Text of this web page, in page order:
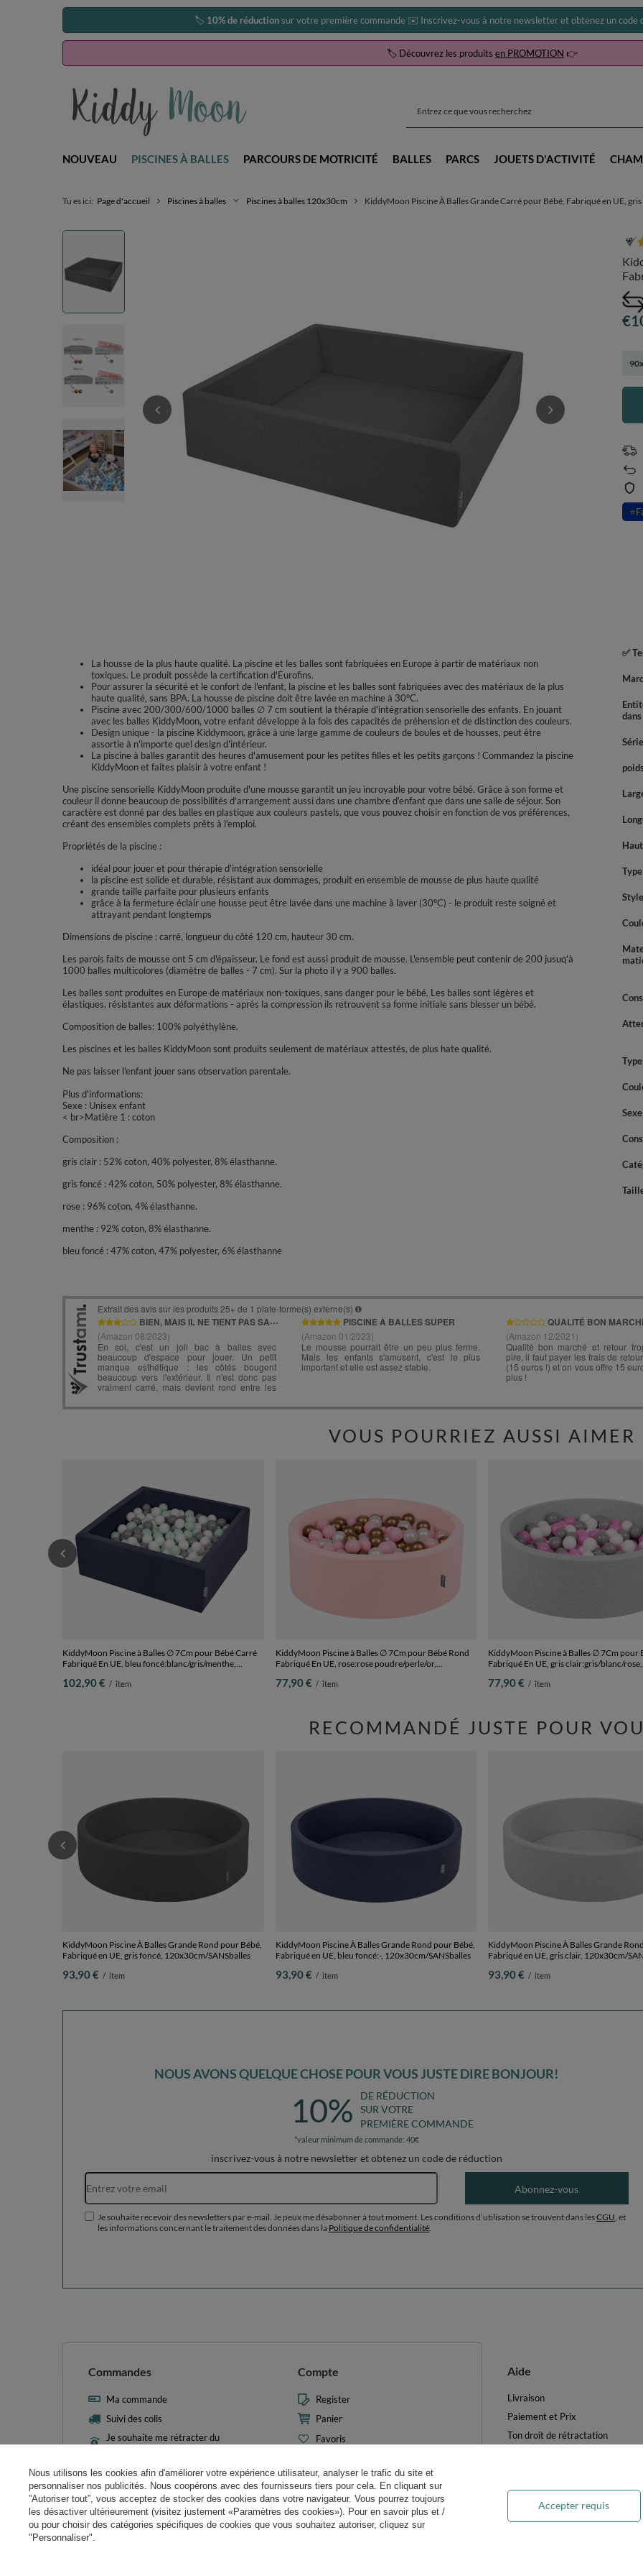
🏷️ 10% de réductionsur votre première commande ✉️ Inscrivez-vous à notre newsletter et obtenez un code
🏷️ Découvrez les produits en PROMOTION 👉
NOUVEAU PISCINES À BALLES PARCOURS DE MOTRICITÉ BALLES PARCS JOUETS D'ACTIVITÉ
Tu es ici: Page d'accueil Piscines à balles Piscines à balles 120x30cm KiddyMoon Piscine À Balles Grande Carré pour Bébé, Fabriqué en UE,
⭐
La housse de la plus haute qualité. La piscine et les balles sont fabriquées en Europe à partir de matériaux non
toxiques. Le produit possède la certification d'Eurofins.
Pour assurer la sécurité et le confort de l'enfant, la piscine et les balles sont fabriquées avec des matériaux de la plus
haute qualité, sans BPA. La housse de piscine doit être lavée en machine à 30°C.
Piscine avec 200/300/600/1000 balles ∅ 7 cm soutient la thérapie d'intégration sensorielle des enfants. En jouant
avec les balles KiddyMoon, votre enfant développe à la fois des capacités de préhension et de distinction des couleurs.
Design unique - la piscine Kiddymoon, grâce à une large gamme de couleurs de boules et de housses, peut être
assortie à n'importe quel design d'intérieur.
La piscine à balles garantit des heures d'amusement pour les petites filles et les petits garçons ! Commandez la piscine
KiddyMoon et faites plaisir à votre enfant !
Une piscine sensorielle KiddyMoon produite d'une mousse garantit un jeu incroyable pour votre bébé. Grâce à son forme et
couleur il donne beaucoup de possibilités d'arrangement aussi dans une chambre d'enfant que dans une salle de séjour. Son
caractère est donné par des balles en plastique aux couleurs pastels, que vous pouvez choisir en fonction de vos préférences,
créant des ensembles complets prêts à l'emploi.
Propriétés de la piscine :
idéal pour jouer et pour thérapie d'intégration sensorielle
la piscine est solide et durable, résistant aux dommages, produit en ensemble de mousse de plus haute qualité
grande taille parfaite pour plusieurs enfants
grâce à la fermeture éclair une housse peut être lavée dans une machine à laver (30°C) - le produit reste soigné et
attrayant pendant longtemps
Dimensions de piscine : carré, longueur du côté 120 cm, hauteur 30 cm.
Les parois faits de mousse ont 5 cm d'épaisseur. Le fond est aussi produit de mousse. L'ensemble peut contenir de 200 jusuq'à
1000 balles multicolores (diamètre de balles - 7 cm). Sur la photo il y a 900 balles.
Les balles sont produites en Europe de matériaux non-toxiques, sans danger pour le bébé. Les balles sont légères et
élastiques, résistantes aux déformations - après la compression ils retrouvent sa forme initiale sans blesser un bébé.
Composition de balles: 100% polyéthylène.
Les piscines et les balles KiddyMoon sont produits seulement de matériaux attestés, de plus hate qualité.
Ne pas laisser l'enfant jouer sans observation parentale.
Plus d'informations:
Sexe : Unisex enfant
< br>Matière 1 : coton
Composition :
gris clair : 52% coton, 40% polyester, 8% élasthanne.
gris foncé : 42% coton, 50% polyester, 8% élasthanne.
rose : 96% coton, 4% élasthanne.
menthe : 92% coton, 8% élasthanne.
bleu foncé : 47% coton, 47% polyester, 6% élasthanne
✅
Style
Type
Sexe
VOUS POURRIEZ AUSSI AIMER
KiddyMoon Piscine à Balles ∅ 7Cm pour Bébé Carré
Fabriqué En UE, bleu foncé:blanc/gris/menthe,
102,90 € / item
KiddyMoon Piscine à Balles ∅ 7Cm pour Bébé Rond
Fabriqué En UE, rose:rose poudre/perle/or,
77,90 € / item
KiddyMoon Piscine à Balles ∅ 7Cm pour
Fabriqué En UE, gris clair:gris/blanc/rose,
77,90 € / item
RECOMMANDÉ JUSTE POUR
KiddyMoon Piscine À Balles Grande Rond pour Bébé,
Fabriqué en UE, gris foncé, 120x30cm/SANSballes
93,90 € / item
KiddyMoon Piscine À Balles Grande Rond pour Bébé,
Fabriqué en UE, bleu foncé:-, 120x30cm/SANSballes
93,90 € / item
KiddyMoon Piscine À Balles Grande
Fabriqué en UE, gris clair, 120x30cm/
93,90 € / item
NOUS AVONS QUELQUE CHOSE POUR VOUS JUSTE DIRE BONJOUR!
10%
DE RÉDUCTION
SUR VOTRE
PREMIÈRE COMMANDE
*valeur minimum de commande: 40€
inscrivez-vous à notre newsletter et obtenez un code de réduction
Adresse e-mail
Abonnez-vous
Je souhaite recevoir des newsletters par e-mail. Je peux me désabonner à tout moment. Les conditions d’utilisation se trouvent dans lesCGU , et
les informations concernant le traitement des données dans la Politique de confidentialité
Commandes
Ma commande
Suivi des colis
Je souhaite me rétracter du
contrat
Contact
Compte
Register
Panier
Favoris
Mes transactions
Newsletter
Paramètres des cookies
Aide
Livraison
Paiement et Prix
Ton droit de rétractation
FAQ
Traitement des DEEE
Nous utilisons les cookies afin d'améliorer votre expérience utilisateur, analyser le trafic du site et
personnaliser nos publicités. Nous coopérons avec des fournisseurs tiers pour cela. En cliquant sur
”Autoriser tout”, vous acceptez de stocker des cookies dans votre navigateur. Vous pourrez toujours
les désactiver ultérieurement (visitez justement «Paramètres des cookies»). Pour en savoir plus et /
ou pour choisir des catégories spécifiques de cookies que vous souhaitez autoriser, cliquez sur
"Personnaliser".
Accepter requis